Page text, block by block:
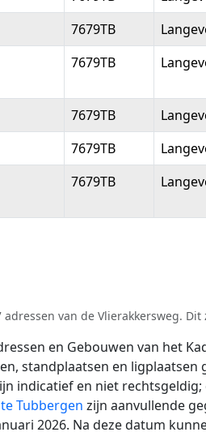
7679TB
7679TB
7679TB
7679TB
7679TB
van de Vlierakkersweg.
en Gebouwen van het
standplaatsen en
indicatief en niet
Tubbergen zijn aanvullende
2026. Na deze datum